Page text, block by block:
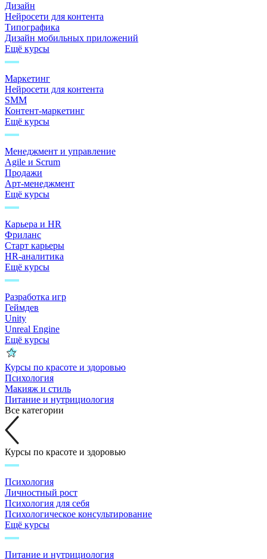
Дизайн
Нейросети для контента
Типографика
Дизайн мобильных приложений
Ещё курсы
Маркетинг
Нейросети для контента
SMM
Контент-маркетинг
Ещё курсы
Менеджмент и управление
Agile и Scrum
Продажи
Арт-менеджмент
Ещё курсы
Карьера и HR
Фриланс
Старт карьеры
HR-аналитика
Ещё курсы
Разработка игр
Геймдев
Unity
Unreal Engine
Ещё курсы
Курсы по красоте и здоровью
Психология
Макияж и стиль
Питание и нутрициология
Все категории
Курсы по красоте и здоровью
Психология
Личностный рост
Психология для себя
Психологическое консультирование
Ещё курсы
Питание и нутрициология